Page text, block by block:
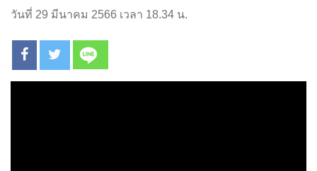
วันที่ 29 มีนาคม 2566 เวลา 18.34 น.